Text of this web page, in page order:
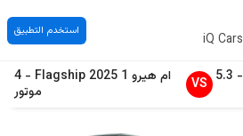
استخدم التطبيق
-
5.3
VS ام هيرو 1
2025
Flagship
-
4
موتور